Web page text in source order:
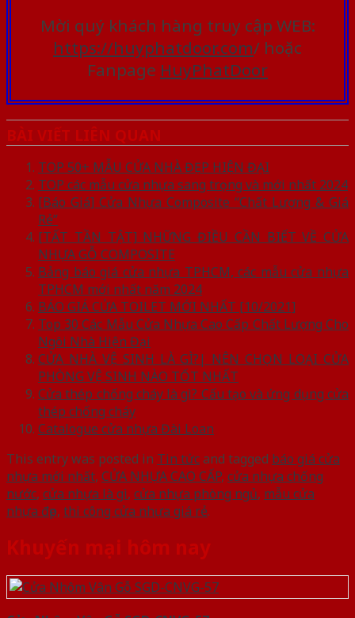
Mời quý khách hàng truy cập WEB:
https://huyphatdoor.com/ hoặc
Fanpage HuyPhatDoor
BÀI VIẾT LIÊN QUAN
TOP 50+ MẪU CỬA NHÀ ĐẸP HIỆN ĐẠI
TOP các mẫu cửa nhựa sang trọng và mới nhất 2024
[Báo Giá] Cửa Nhựa Composite “Chất Lượng & Giá
Rẻ”
[TẤT TẦN TẬT] NHỮNG ĐIỀU CẦN BIẾT VỀ CỬA
NHỰA GỖ COMPOSITE
Bảng báo giá cửa nhựa TPHCM, các mẫu cửa nhựa
TPHCM mới nhất năm 2024
BÁO GIÁ CỬA TOILET MỚI NHẤT [10/2021]
Top 30 Các Mẫu Cửa Nhựa Cao Cấp Chất Lượng Cho
Ngôi Nhà Hiện Đại
CỬA NHÀ VỆ SINH LÀ GÌ?| NÊN CHỌN LOẠI CỬA
PHÒNG VỆ SINH NÀO TỐT NHẤT
Cửa thép chống cháy là gì? Cấu tạo và ứng dụng cửa
thép chống cháy
Catalogue cửa nhựa Đài Loan
This entry was posted in Tin tứcand tagged báo giá cửa
nhựa mới nhất, CỬA NHỰA CAO CẤP, cửa nhựa chống
nước, cửa nhựa là gì, cửa nhựa phòng ngủ, mẫu cửa
nhựa đẹp, thi công cửa nhựa giá rẻ.
Khuyến mại hôm nay